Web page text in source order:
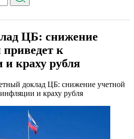
ЦБ: снижение
приведет к
краху рубля
доклад ЦБ: снижение учетной
и краху рубля